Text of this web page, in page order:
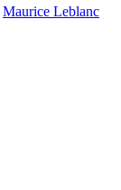
Maurice Leblanc